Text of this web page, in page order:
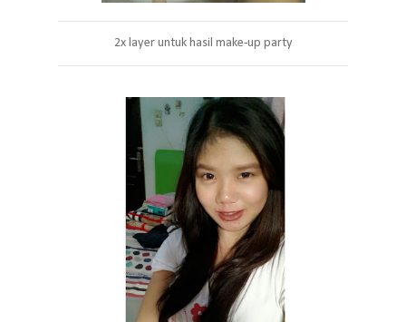
2x layer untuk hasil make-up party